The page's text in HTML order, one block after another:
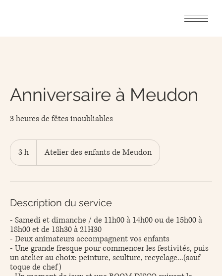
Anniversaire à Meudon
3 heures de fêtes inoubliables
3 h Atelier des enfants de Meudon
Description du service
- Samedi et dimanche / de 11h00 à 14h00 ou de 15h00 à
18h00 et de 18h30 à 21H30
- Deux animateurs accompagnent vos enfants
- Une grande fresque pour commencer les festivités, puis
un atelier au choix: peinture, sculture, recyclage...(sauf
toque de chef)